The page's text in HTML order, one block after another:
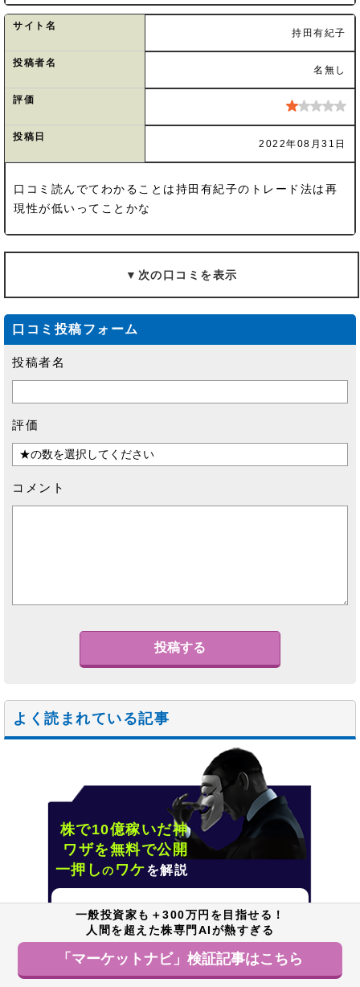
サイト名
持田有紀子
投稿者名
名無し
評価
投稿日
2022年08月31日
口コミ読んでてわかることは持田有紀子のトレード法は再
現性が低いってことかな
▼次の口コミを表示
口コミ投稿フォーム
コメント
評価
投稿者名
よく読まれている記事
株で10億稼いだ神
ワザを無料で公開
一押しの ワケを解説
「資産30億男」の"超実践的"投資ノウハウ
ユーザーから「資産4倍増↑」とのタレコミも…
JPモルガンで積み上げたキャリアと実力に迫る
一般投資家も＋300万円を目指せる！
人間を超えた株専門AIが熱すぎる
「マーケットナビ」検証記事はこちら